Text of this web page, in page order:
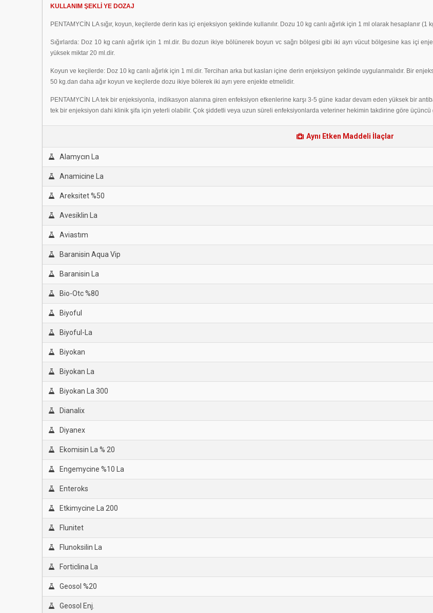
KULLANIM ŞEKLİ YE DOZAJ
PENTAMYCİN LA sığır, koyun, keçilerde derin kas içi enjeksiyon şeklinde kullanılır. Dozu 10 kg canlı ağırlık için 1 ml olarak hesaplanır (1
Sığırlarda: Doz 10 kg canlı ağırlık için 1 ml.dir. Bu dozun ikiye bölünerek boyun vc sağrı bölgesi gibi iki ayrı vücut bölgesine kas içi
yüksek miktar 20 ml.dir.
Koyun ve keçilerde: Doz 10 kg canlı ağırlık için 1 ml.dir. Tercihan arka but kasları içine derin enjeksiyon şeklinde uygulanmalıdır. Bir
50 kg.dan daha ağır koyun ve keçilerde dozu ikiye bölerek iki ayrı yere enjekte etmelidir.
PENTAMYCİN LA tek bir enjeksiyonla, indikasyon alanına giren enfeksiyon etkenlerine karşı 3-5 güne kadar devam eden yüksek bir
tek bir enjeksiyon dahi klinik şifa için yeterli olabilir. Çok şiddetli veya uzun süreli enfeksiyonlarda veteriner hekimin takdirine göre üçüncü
Aynı Etken Maddeli İlaçlar
Alamycın La
Anamicine La
Areksitet %50
Avesiklin La
Aviastım
Baranisin Aqua Vip
Baranisin La
Bio-Otc %80
Biyoful
Biyoful-La
Biyokan
Biyokan La
Biyokan La 300
Dianalix
Diyanex
Ekomisin La % 20
Engemycine %10 La
Enteroks
Etkimycine La 200
Flunitet
Flunoksilin La
Forticlina La
Geosol %20
Geosol Enj.